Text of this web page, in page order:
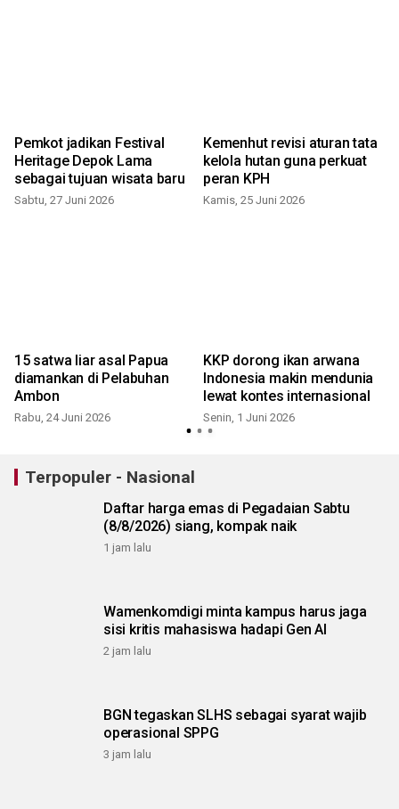
Pemkot jadikan Festival
Heritage Depok Lama
sebagai tujuan wisata baru
Sabtu, 27 Juni 2026
Kemenhut revisi aturan tata
kelola hutan guna perkuat
peran KPH
Kamis, 25 Juni 2026
15 satwa liar asal Papua
diamankan di Pelabuhan
Ambon
Rabu, 24 Juni 2026
KKP dorong ikan arwana
Indonesia makin mendunia
lewat kontes internasional
Senin, 1 Juni 2026
Terpopuler - Nasional
Daftar harga emas di Pegadaian Sabtu
(8/8/2026) siang, kompak naik
1 jam lalu
Wamenkomdigi minta kampus harus jaga
sisi kritis mahasiswa hadapi Gen AI
2 jam lalu
BGN tegaskan SLHS sebagai syarat wajib
operasional SPPG
3 jam lalu